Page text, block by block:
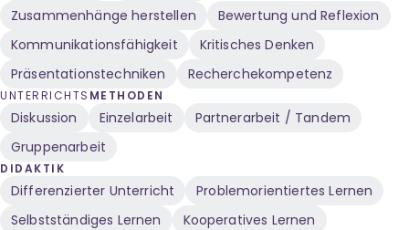
Zusammenhänge herstellen
Bewertung und Reflexion
Kommunikationsfähigkeit
Kritisches Denken
Präsentationstechniken
Recherchekompetenz
UNTERRICHTS METHODEN
Diskussion Einzelarbeit
Partnerarbeit / Tandem
Gruppenarbeit
DIDAKTIK
Differenzierter Unterricht
Problemorientiertes Lernen
Selbstständiges Lernen
Kooperatives Lernen